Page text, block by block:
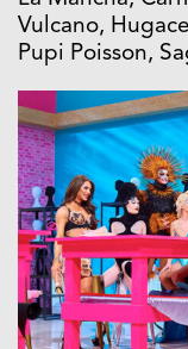
Vulcano,
Pupi Poisson,